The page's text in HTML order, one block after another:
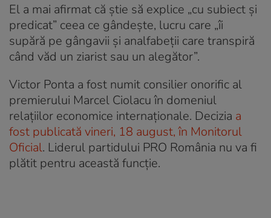
El a mai afirmat că știe să explice „cu subiect și
predicat” ceea ce gândește, lucru care „îi
supără pe gângavii și analfabeții care transpiră
când văd un ziarist sau un alegător”.
Victor Ponta a fost numit consilier onorific al
premierului Marcel Ciolacu în domeniul
relațiilor economice internaționale. Decizia a
fost publicată vineri, 18 august, în Monitorul
Oficial. Liderul partidului PRO România nu va fi
plătit pentru această funcție.